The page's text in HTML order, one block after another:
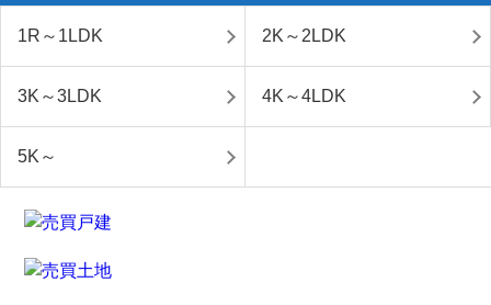
1R～1LDK 2K～2LDK
3K～3LDK 4K～4LDK
5K～